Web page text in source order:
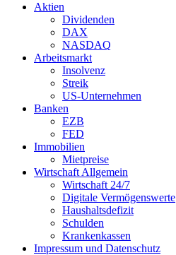
Aktien
Dividenden
DAX
NASDAQ
Arbeitsmarkt
Insolvenz
Streik
US-Unternehmen
Banken
EZB
FED
Immobilien
Mietpreise
Wirtschaft Allgemein
Wirtschaft 24/7
Digitale Vermögenswerte
Haushaltsdefizit
Schulden
Krankenkassen
Impressum und Datenschutz